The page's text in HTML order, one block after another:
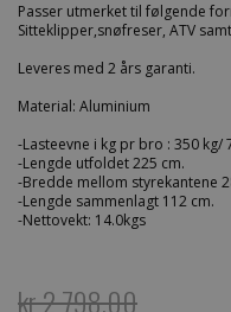
Passer utmerket til følgende
Sitteklipper,snøfreser, ATV
Leveres med 2 års garanti.
Material: Aluminium
-Lasteevne i kg pr bro : 350 kg/
-Lengde utfoldet 225 cm.
-Bredde mellom styrekantene
-Lengde sammenlagt 112 cm.
-Nettovekt: 14.0kgs
kr 2 798,00